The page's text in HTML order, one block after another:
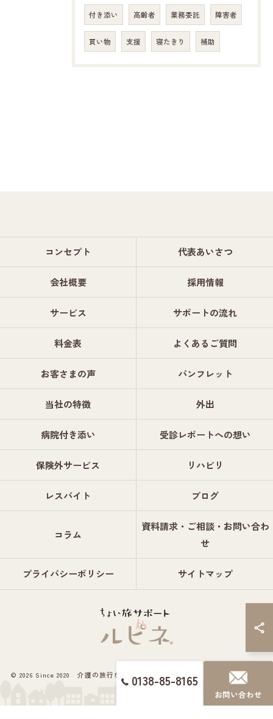
付き添い 高齢者 業務委託 障害者
買い物 支援 寝たきり 補助
0138-85-8165
お問い合わせ
コンセプト 代表あいさつ
会社概要 採用情報
サービス サポートの流れ
料金表 よくあるご質問
お客さまの声 パンフレット
当社の特徴 外出
病院付き添い 受診レポートへの想い
保険外サービス リハビリ
レスパイト ブログ
コラム
資料請求・ご相談・お問い合わ
せ
プライバシーポリシー サイトマップ
© 2026 Since 2020 介護の旅行ならちょい旅サポート ルピネ® ALL RIGHTS
RESERVED.